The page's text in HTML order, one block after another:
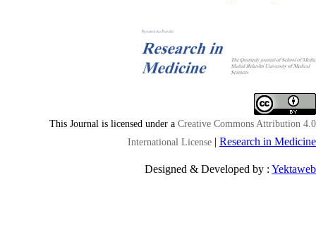
This Journal is licensed under aCreative Commons Attribution
International License|Research in
Designed & Developed by :